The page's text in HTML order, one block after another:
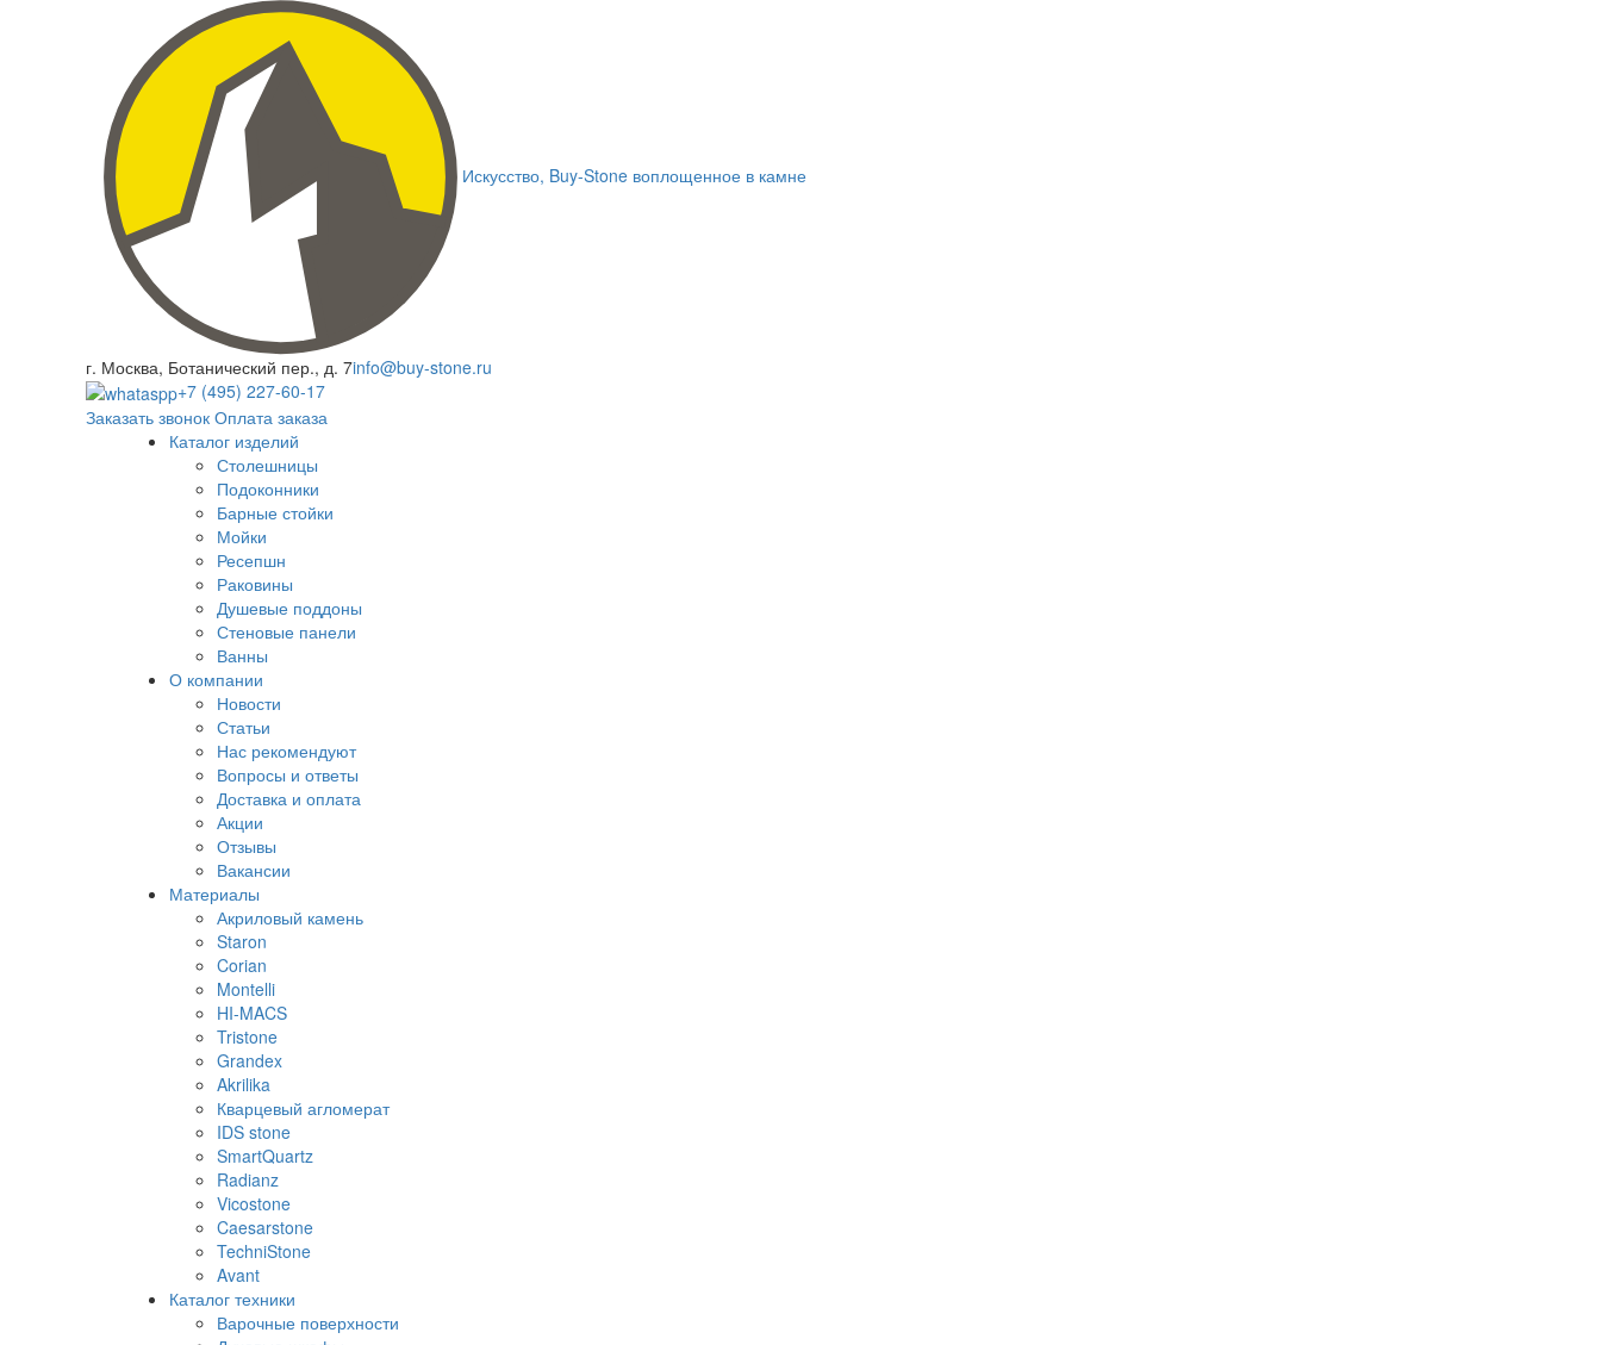
Искусство, Buy-Stone воплощенное в камне
г. Москва, Ботанический пер., д. 7info@buy-stone.ru
+7 (495) 227-60-17
Заказать звонок Оплата заказа
Каталог изделий
Столешницы
Подоконники
Барные стойки
Мойки
Ресепшн
Раковины
Душевые поддоны
Стеновые панели
Ванны
О компании
Новости
Статьи
Нас рекомендуют
Вопросы и ответы
Доставка и оплата
Акции
Отзывы
Вакансии
Материалы
Акриловый камень
Staron
Corian
Montelli
HI-MACS
Tristone
Grandex
Akrilika
Кварцевый агломерат
IDS stone
SmartQuartz
Radianz
Vicostone
Caesarstone
TechniStone
Avant
Каталог техники
Варочные поверхности